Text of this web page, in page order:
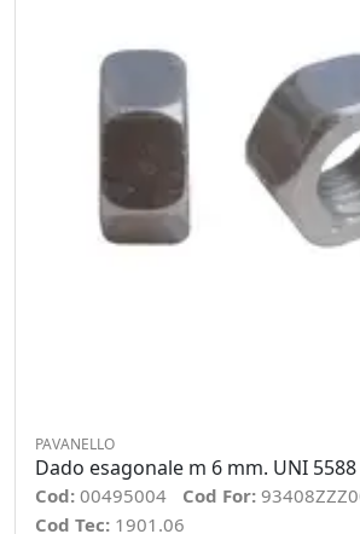
PAVANELLO
Dado esagonale m 6 mm. UNI
Cod: 00495004 Cod For:
Cod Tec: 1901.06